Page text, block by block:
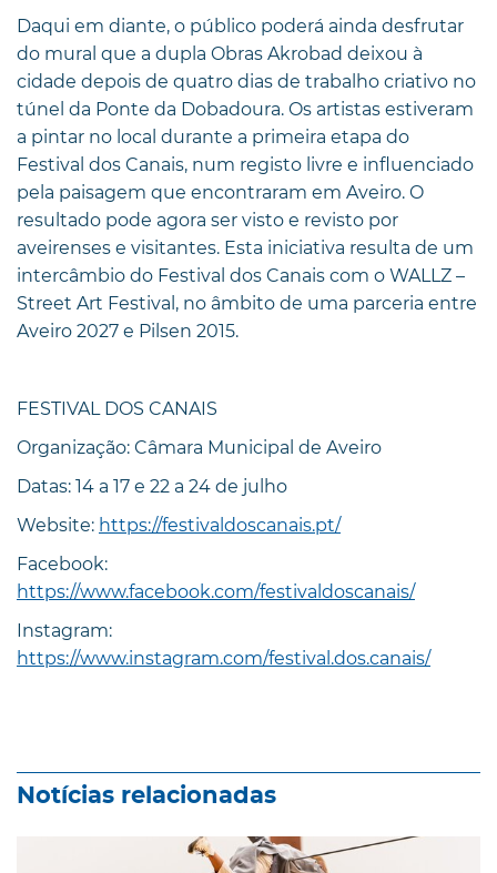
Daqui em diante, o público poderá ainda desfrutar
do mural que a dupla Obras Akrobad deixou à
cidade depois de quatro dias de trabalho criativo no
túnel da Ponte da Dobadoura. Os artistas estiveram
a pintar no local durante a primeira etapa do
Festival dos Canais, num registo livre e influenciado
pela paisagem que encontraram em Aveiro. O
resultado pode agora ser visto e revisto por
aveirenses e visitantes. Esta iniciativa resulta de um
intercâmbio do Festival dos Canais com o WALLZ –
Street Art Festival, no âmbito de uma parceria entre
Aveiro 2027 e Pilsen 2015.
FESTIVAL DOS CANAIS
Organização: Câmara Municipal de Aveiro
Datas: 14 a 17 e 22 a 24 de julho
Website: https://festivaldoscanais.pt/
Facebook:
https://www.facebook.com/festivaldoscanais/
Instagram:
https://www.instagram.com/festival.dos.canais/
Notícias relacionadas